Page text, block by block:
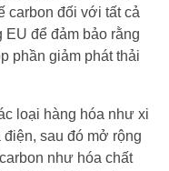
carbon đối với tất cả
để đảm bảo rằng
phần giảm phát thải
loại hàng hóa như xi
điện, sau đó mở rộng
như hóa chất